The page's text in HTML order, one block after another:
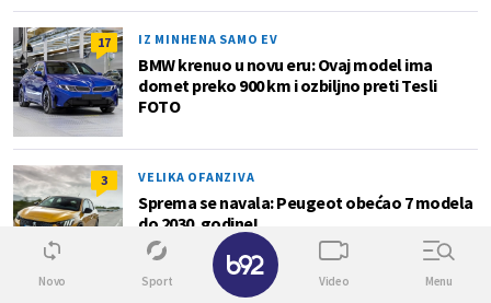
17 IZ MINHENA SAMO EV
BMW krenuo u novu eru: Ovaj model ima
domet preko 900 km i ozbiljno preti Tesli
FOTO
3 VELIKA OFANZIVA
Sprema se navala: Peugeot obećao 7 modela
do 2030. godine!
Novo Sport Video Menu